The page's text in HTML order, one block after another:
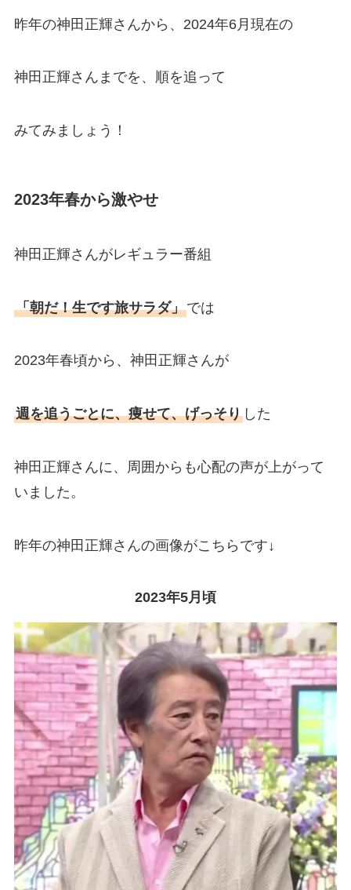
昨年の神田正輝さんから、2024年6月現在の
神田正輝さんまでを、順を追って
みてみましょう！
2023年春から激やせ
神田正輝さんがレギュラー番組
「朝だ！生です旅サラダ」では
2023年春頃から、神田正輝さんが
週を追うごとに、痩せて、げっそりした
神田正輝さんに、周囲からも心配の声が上がって
いました。
昨年の神田正輝さんの画像がこちらです↓
2023年5月頃